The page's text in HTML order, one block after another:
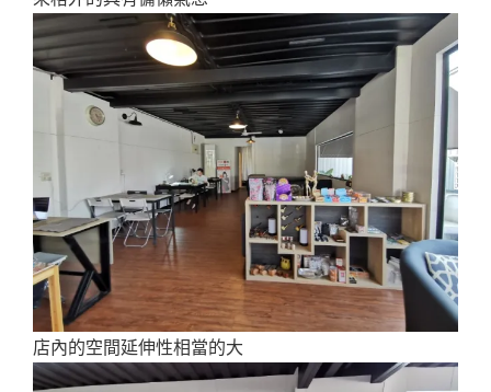
店內的空間延伸性相當的大